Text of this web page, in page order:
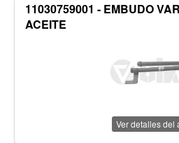
11030759001 - EMBUDO
ACEITE
Ver detalles del